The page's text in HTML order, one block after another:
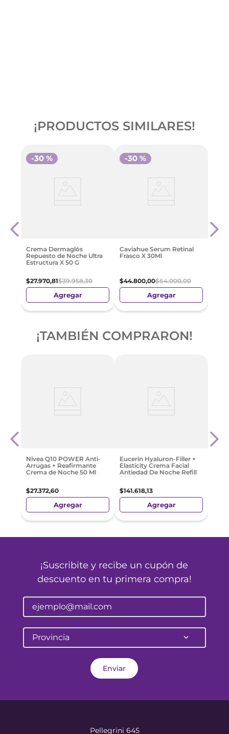
¡PRODUCTOS SIMILARES!
Crema Dermaglós
Repuesto de Noche Ultra
Estructura X 50 G
$27.970,81$39.958,30
-30 %
Agregar
Caviahue Serum Retinal
Frasco X 30Ml
$44.800,00$64.000,00
-30 %
Agregar
30Ml
¡TAMBIÉN COMPRARON!
Nivea Q10 POWER Anti-
Arrugas + Reafirmante
Crema de Noche 50 Ml
$27.372,60
Agregar
Eucerin Hyaluron-Filler +
Elasticity Crema Facial
Antiedad De Noche Refill
50 Ml
$141.618,13
Agregar
¡Suscribite y recibe un cupón de
descuento en tu primera compra!
Provincia
Enviar
Pellegrini 645